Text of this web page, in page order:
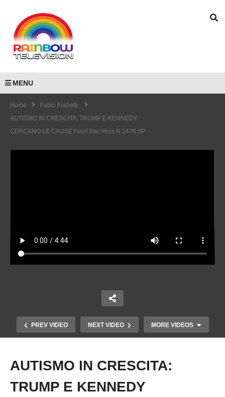
MENU
Home
Fabio Frabetti
AUTISMO IN CRESCITA: TRUMP E KENNEDY
CERCANO LE CAUSE Fuori Dal Virus N.1476.SP
PREV VIDEO NEXT VIDEO MORE VIDEOS
Copy Embed Code
AUTISMO IN CRESCITA:
TRUMP E KENNEDY